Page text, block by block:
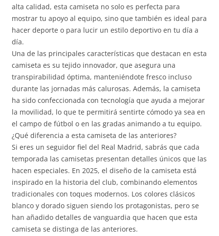
alta calidad, esta camiseta no solo es perfecta para
mostrar tu apoyo al equipo, sino que también es ideal para
hacer deporte o para lucir un estilo deportivo en tu día a
día.
Una de las principales características que destacan en esta
camiseta es su tejido innovador, que asegura una
transpirabilidad óptima, manteniéndote fresco incluso
durante las jornadas más calurosas. Además, la camiseta
ha sido confeccionada con tecnología que ayuda a mejorar
la movilidad, lo que te permitirá sentirte cómodo ya sea en
el campo de fútbol o en las gradas animando a tu equipo.
¿Qué diferencia a esta camiseta de las anteriores?
Si eres un seguidor fiel del Real Madrid, sabrás que cada
temporada las camisetas presentan detalles únicos que las
hacen especiales. En 2025, el diseño de la camiseta está
inspirado en la historia del club, combinando elementos
tradicionales con toques modernos. Los colores clásicos
blanco y dorado siguen siendo los protagonistas, pero se
han añadido detalles de vanguardia que hacen que esta
camiseta se distinga de las anteriores.